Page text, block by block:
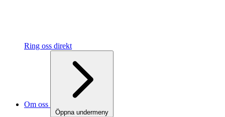
Ring oss direkt
Om oss
Öppna undermeny